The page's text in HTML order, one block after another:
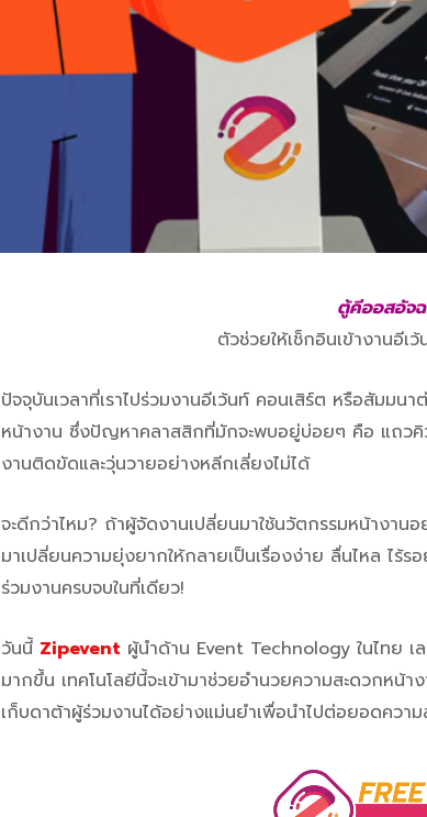
ตู้คีออสอัจ
ตัวช่วยให้เช็กอินเข้างานอีเ
ปัจจุบันเวลาที่เราไปร่วมงานอีเว้นท์ คอนเสิร์ต หรือสัมม
หน้างาน ซึ่งปัญหาคลาสสิกที่มักจะพบอยู่บ่อยๆ คือ แถวคิ
งานติดขัดและวุ่นวายอย่างหลีกเลี่ยงไม่ได้
จะดีกว่าไหม? ถ้าผู้จัดงานเปลี่ยนมาใช้นวัตกรรมหน้างานอ
มาเปลี่ยนความยุ่งยากให้กลายเป็นเรื่องง่าย ลื่นไหล ไร้
ร่วมงานครบจบในที่เดียว!
วันนี้ Zipevent ผู้นำด้าน Event Technology ในไทย เ
มากขึ้น เทคโนโลยีนี้จะเข้ามาช่วยอำนวยความสะดวกหน้
เก็บดาต้าผู้ร่วมงานได้อย่างแม่นยำเพื่อนำไปต่อยอดควา